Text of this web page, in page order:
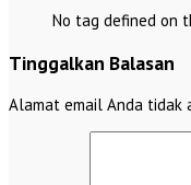
No tag defined on
Tinggalkan Balasan
Alamat email Anda tidak